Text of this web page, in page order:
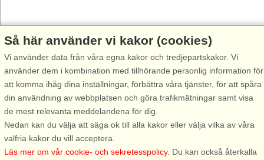
Välj Stugsommar när du vill hyra stuga till din nästa semester.
Använd vår smarta sökfunktion här under för att hitta en ledig stuga i
just det område du önskar. Du kan även filtrera din sökning och välja
om stugan exempelvis ska ha havsutsikt, pool, diskmaskin, internet
osv.
Så här använder vi kakor (cookies)
Vi använder data från våra egna kakor och tredjepartskakor. Vi
använder dem i kombination med tillhörande personlig information för
att komma ihåg dina inställningar, förbättra våra tjänster, för att spåra
din användning av webbplatsen och göra trafikmätningar samt visa
de mest relevanta meddelandena för dig.
Nedan kan du välja att säga ok till alla kakor eller välja vilka av våra
valfria kakor du vill acceptera.
Läs mer om vår cookie- och sekretesspolicy. Du kan också återkalla